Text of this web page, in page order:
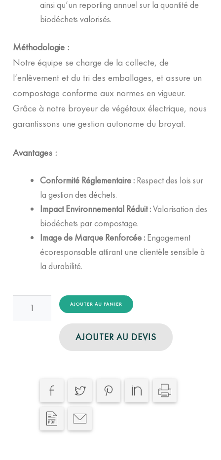
ainsi qu’un reporting annuel sur la quantité de
biodéchets valorisés.
Méthodologie :
Notre équipe se charge de la collecte, de
l’enlèvement et du tri des emballages, et assure un
compostage conforme aux normes en vigueur.
Grâce à notre broyeur de végétaux électrique, nous
garantissons une gestion autonome du broyat.
Avantages :
Conformité Réglementaire : Respect des lois sur
la gestion des déchets.
Impact Environnemental Réduit :Valorisation des
biodéchets par compostage.
Image de Marque Renforcée : Engagement
écoresponsable attirant une clientèle sensible à
la durabilité.
quantité
Supermarché
AJOUTER AU PANIER
AJOUTER AU DEVIS